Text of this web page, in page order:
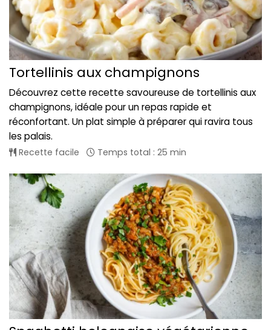
Tortellinis aux champignons
Découvrez cette recette savoureuse de tortellinis aux
champignons, idéale pour un repas rapide et
réconfortant. Un plat simple à préparer qui ravira tous
les palais.
Recette facile Temps total : 25 min